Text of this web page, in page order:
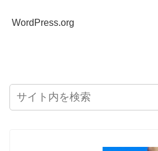
WordPress.org